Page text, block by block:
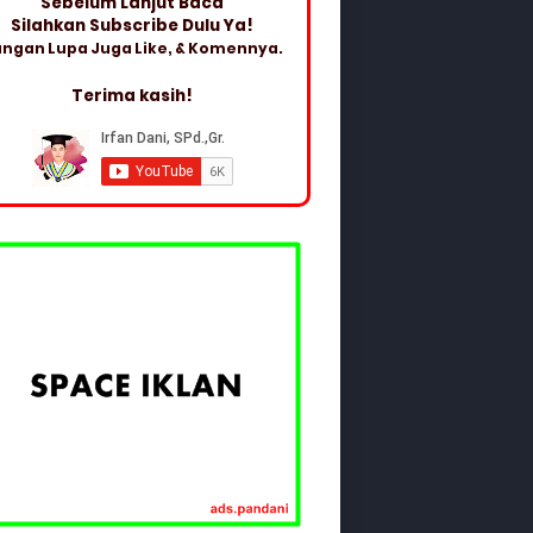
Silahkan Subscribe Dulu Ya!
Lupa Juga Like, & Komennya.
Terima kasih!